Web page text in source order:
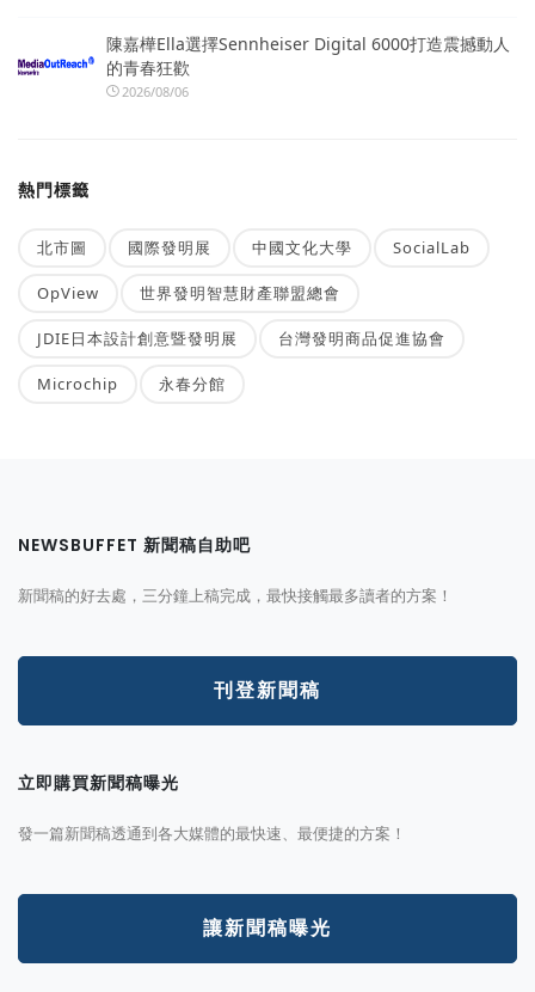
陳嘉樺Ella選擇Sennheiser Digital 6000打造震撼動人
的青春狂歡
2026/08/06
熱門標籤
北市圖 國際發明展 中國文化大學 SocialLab
OpView 世界發明智慧財產聯盟總會
JDIE日本設計創意暨發明展 台灣發明商品促進協會
Microchip 永春分館
NEWSBUFFET 新聞稿自助吧
新聞稿的好去處，三分鐘上稿完成，最快接觸最多讀者的方案！
刊登新聞稿
立即購買新聞稿曝光
發一篇新聞稿透通到各大媒體的最快速、最便捷的方案！
讓新聞稿曝光